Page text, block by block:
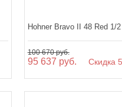
Hohner Bravo II 48 Red 1/
100 670 руб.
95 637 руб. Скидка